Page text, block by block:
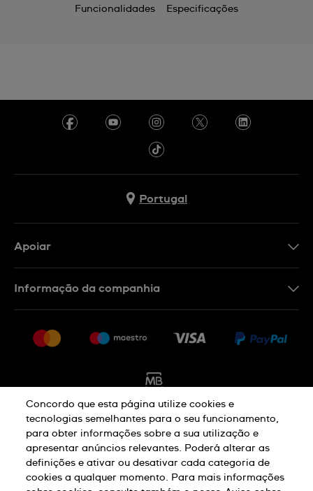
Funcionalidades Especificações
Portugal
Apoiar
Rescindir o contrato
Informação da companhia
Carreiras
Aviso De Privacidade Aviso De Cookies
Termos E Condições De Uso
Concordo que esta página utilize cookies e
tecnologias semelhantes para o seu funcionamento,
para obter informações sobre a sua utilização e
apresentar anúncios relevantes. Poderá alterar as
definições e ativar ou desativar cada categoria de
cookies a qualquer momento. Para mais informações